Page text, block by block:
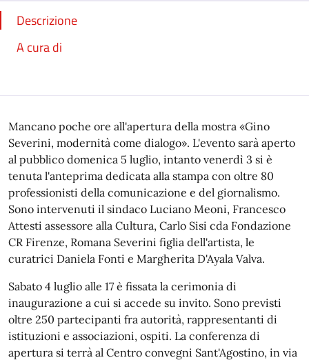
Descrizione
A cura di
Mancano poche ore all'apertura della mostra «Gino
Severini, modernità come dialogo». L'evento sarà aperto
al pubblico domenica 5 luglio, intanto venerdì 3 si è
tenuta l'anteprima dedicata alla stampa con oltre 80
professionisti della comunicazione e del giornalismo.
Sono intervenuti il sindaco Luciano Meoni, Francesco
Attesti assessore alla Cultura, Carlo Sisi cda Fondazione
CR Firenze, Romana Severini figlia dell'artista, le
curatrici Daniela Fonti e Margherita D'Ayala Valva.
Sabato 4 luglio alle 17 è fissata la cerimonia di
inaugurazione a cui si accede su invito. Sono previsti
oltre 250 partecipanti fra autorità, rappresentanti di
istituzioni e associazioni, ospiti. La conferenza di
apertura si terrà al Centro convegni Sant'Agostino, in via